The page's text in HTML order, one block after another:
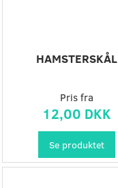
HAMSTERSKÅL
Pris fra
12,00 DKK
Se produktet